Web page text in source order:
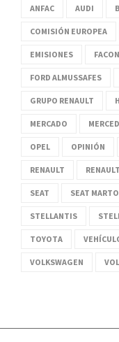
ANFAC AUDI
COMISIÓN EUROPEA
EMISIONES
FORD ALMUSSAFES
GRUPO RENAULT
MERCADO
OPEL OPINIÓN
RENAULT
SEAT SEAT
STELLANTIS
TOYOTA
VOLKSWAGEN